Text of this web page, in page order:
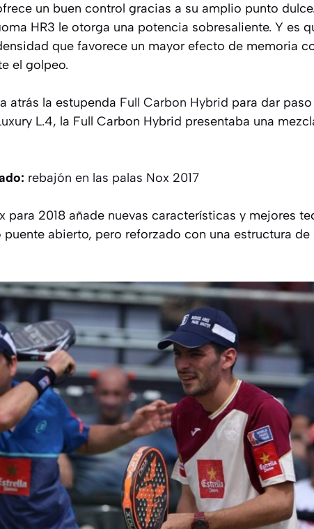
un buen control gracias a su amplio punto
HR3 le otorga una potencia sobresaliente. Y es
que favorece un mayor efecto de memoria
el golpeo.
atrás la estupenda Full Carbon Hybrid para dar
L.4, la Full Carbon Hybrid presentaba una
rebajón en las palas Nox 2017
para 2018 añade nuevas características y mejores
abierto, pero reforzado con una estructura de